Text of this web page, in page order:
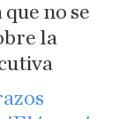
no se
la